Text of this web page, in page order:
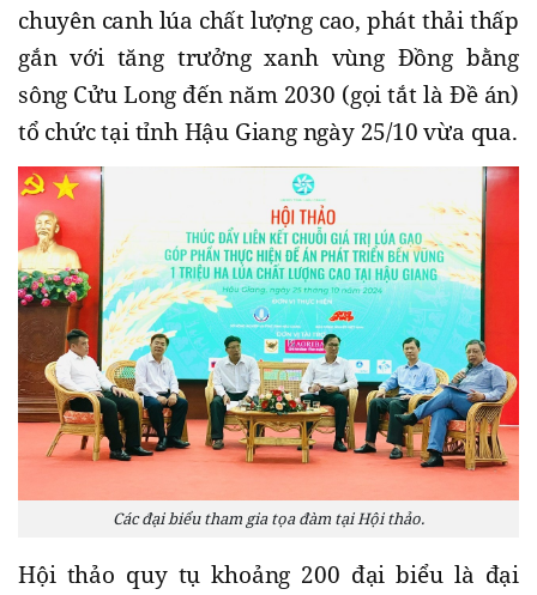
chuyên canh lúa chất lượng cao, phát thải thấp
gắn với tăng trưởng xanh vùng Đồng bằng
sông Cửu Long đến năm 2030 (gọi tắt là Đề án)
tổ chức tại tỉnh Hậu Giang ngày 25/10 vừa qua.
Các đại biểu tham gia tọa đàm tại Hội thảo.
Hội thảo quy tụ khoảng 200 đại biểu là đại